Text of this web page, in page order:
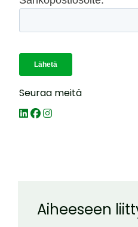
Seuraa meitä
Aiheeseen